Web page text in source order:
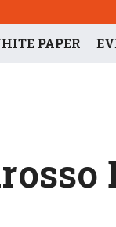
PAPER